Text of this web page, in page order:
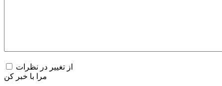
از تغییر در نظرات
مرا با خبر کن